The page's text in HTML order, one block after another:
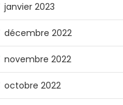
janvier 2023
décembre 2022
novembre 2022
octobre 2022